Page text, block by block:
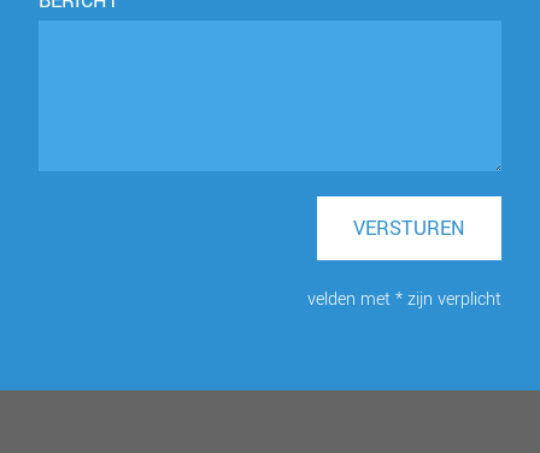
VERSTUREN
velden met * zijn verplicht